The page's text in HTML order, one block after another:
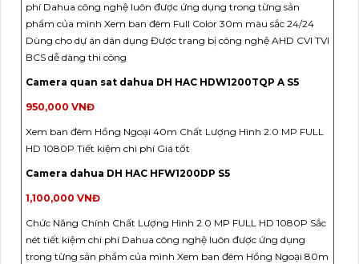
phí Dahua công nghệ luôn được ứng dụng trong từng sản
phẩm của mình Xem ban đêm Full Color 30m màu sắc 24/24
Dùng cho dự án dân dụng Được trang bị công nghệ AHD CVI TVI
BCS dễ dàng thi công
Camera quan sat dahua DH HAC HDW1200TQP A S5
950,000 VNĐ
Xem ban đêm Hồng Ngoại 40m Chất Lượng Hình 2.0 MP FULL
HD 1080P Tiết kiệm chi phí Giá tốt
Camera dahua DH HAC HFW1200DP S5
1,100,000 VNĐ
Chức Năng Chính Chất Lượng Hình 2.0 MP FULL HD 1080P Sắc
nét tiết kiệm chi phí Dahua công nghệ luôn được ứng dụng
trong từng sản phẩm của mình Xem ban đêm Hồng Ngoại 80m